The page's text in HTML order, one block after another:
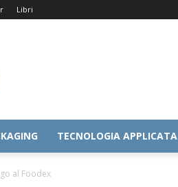
Libri
TECNOLOGIA APPLICATA
al Foodex